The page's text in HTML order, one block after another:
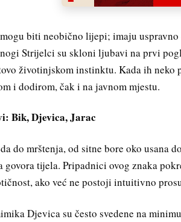
biti neobično lijepi; imaju
Strijelci su skloni ljubavi na prvi
životinjskom instinktu. Kada ih neko
i dodirom, čak i na javnom mjestu.
Bik, Djevica, Jarac
do mrštenja, od sitne bore oko usana
govora tijela. Pripadnici ovog znaka
ako već ne postoji intuitivno
Djevica su često svedene na